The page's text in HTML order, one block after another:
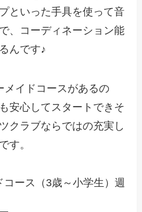
といった手具を使って音
、コーディネーション能
んです♪
メイドコースがあるの
安心してスタートできそ
クラブならではの充実し
す。
コース（3歳～小学生）週